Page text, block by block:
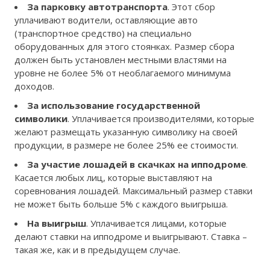
За парковку автотранспорта. Этот сбор
уплачивают водители, оставляющие авто
(транспортное средство) на специально
оборудованных для этого стоянках. Размер сбора
должен быть установлен местными властями на
уровне не более 5% от необлагаемого минимума
доходов.
За использование государственной
символики. Уплачивается производителями, которые
желают размещать указанную символику на своей
продукции, в размере не более 25% ее стоимости.
За участие лошадей в скачках на ипподроме.
Касается любых лиц, которые выставляют на
соревнования лошадей. Максимальный размер ставки
не может быть больше 5% с каждого выигрыша.
На выигрыш. Уплачивается лицами, которые
делают ставки на ипподроме и выигрывают. Ставка –
такая же, как и в предыдущем случае.